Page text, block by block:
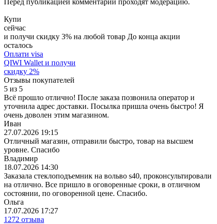
Купи
сейчас
и получи скидку 3% на любой товар До конца акции
осталось
Оплати visa
QIWI Wallet и получи
скидку 2%
Отзывы покупателей
5 из 5
Всё прошло отлично! После заказа позвонила оператор и
уточнила адрес доставки. Посылка пришла очень быстро! Я
очень доволен этим магазином.
Иван
27.07.2026 19:15
Отличный магазин, отправили быстро, товар на высшем
уровне. Спасибо
Владимир
18.07.2026 14:30
Заказала стеклоподъемник на вольво s40, проконсультировали
на отлично. Все пришло в оговоренные сроки, в отличном
состоянии, по оговоренной цене. Спасибо.
Ольга
17.07.2026 17:27
1272 отзыва